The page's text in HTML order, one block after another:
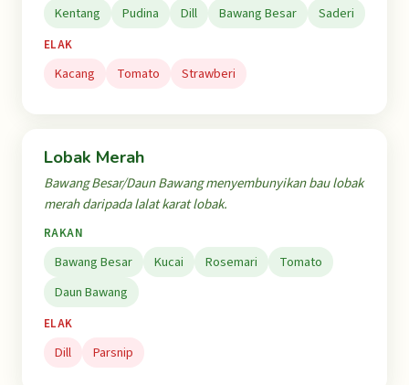
Kentang Pudina Dill Bawang Besar Saderi
ELAK
Kacang Tomato Strawberi
Lobak Merah
Bawang Besar/Daun Bawang menyembunyikan bau lobak
merah daripada lalat karat lobak.
RAKAN
Bawang Besar Kucai Rosemari
Tomato
Daun Bawang
ELAK
Dill Parsnip